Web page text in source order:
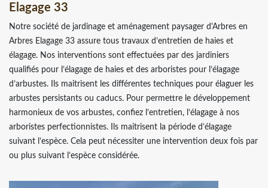
Elagage 33
Notre société de jardinage et aménagement paysager d'Arbres en
Arbres Elagage 33 assure tous travaux d’entretien de haies et
élagage. Nos interventions sont effectuées par des jardiniers
qualifiés pour l’élagage de haies et des arboristes pour l’élagage
d’arbustes. Ils maitrisent les différentes techniques pour élaguer les
arbustes persistants ou caducs. Pour permettre le développement
harmonieux de vos arbustes, confiez l’entretien, l’élagage à nos
arboristes perfectionnistes. Ils maitrisent la période d’élagage
suivant l’espèce. Cela peut nécessiter une intervention deux fois par
ou plus suivant l’espèce considérée.